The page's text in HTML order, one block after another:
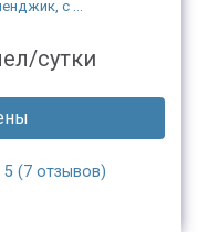
с ...
сутки
(7 отзывов)